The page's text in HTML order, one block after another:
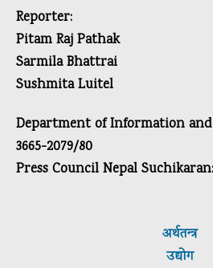
Reporter:
Pitam Raj Pathak
Sarmila Bhattrai
Sushmita Luitel
Department of Information and
3665-2079/80
Press Council Nepal
अर्थतन्त्र
उद्योग